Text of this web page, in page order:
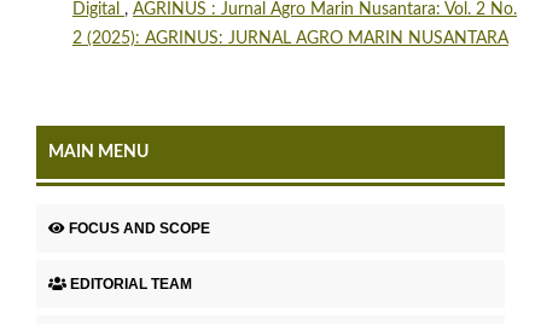
Digital , AGRINUS : Jurnal Agro Marin Nusantara: Vol. 2 No.
2 (2025): AGRINUS: JURNAL AGRO MARIN NUSANTARA
MAIN MENU
FOCUS AND SCOPE
EDITORIAL TEAM